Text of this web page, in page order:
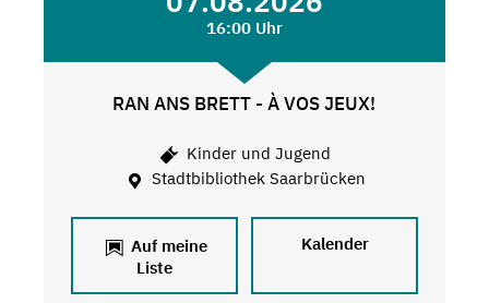
16:00 Uhr
RAN ANS BRETT - À VOS JEUX!
Kinder und Jugend
Stadtbibliothek Saarbrücken
Auf meine
Liste
Kalender